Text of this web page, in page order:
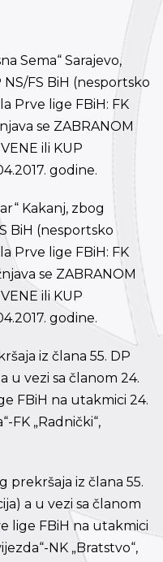
Sema“ Sarajevo,
FS BiH (nesportsko
Prve lige FBiH: FK
se ZABRANOM
ili KUP
godine.
Kakanj, zbog
BiH (nesportsko
Prve lige FBiH: FK
se ZABRANOM
ili KUP
godine.
iz člana 55. DP
u vezi sa članom 24.
FBiH na utakmici 24.
FK „Radnički“,
prekršaja iz člana 55.
a u vezi sa članom
lige FBiH na utakmici
NK „Bratstvo“,